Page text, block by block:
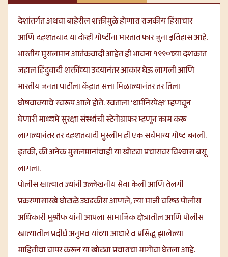
देशांतर्गत अथवा बाहेरील शक्तीमुळे होणारा राजकीय हिंसाचार
आणि दहशतवाद या दोन्ही गोष्टींना भारतात फार जुना इतिहास आहे.
भारतीय मुसलमान आतंकवादी आहेत ही भावना १९९०च्या दशकात
जहाल हिंदुवादी शक्तींच्या उदयानंतर आकार घेऊ लागली आणि
भारतीय जनता पार्टीला केंद्रात सत्ता मिळाल्यानंतर तर तिला
घोषवाक्याचे स्वरूप आले होते. स्वतःला ‘धर्मनिरपेक्ष’ म्हणवून
घेणारी माध्यमे सुरक्षा संस्थांची स्टेनोग्राफर म्हणून काम करू
लागल्यानंतर तर दहशतवादी मुस्लीम ही एक सर्वमान्य गोष्ट बनली.
इतकी, की अनेक मुसलमानांचाही या खोट्या प्रचारावर विश्वास बसू
लागला.
पोलीस खात्यात ज्यांनी उल्लेखनीय सेवा केली आणि तेलगी
प्रकरणासारखे घोटाळे उघडकीस आणले, त्या माजी वरिष्ठ पोलीस
अधिकारी मुश्रीफ यांनी आपला सामाजिक क्षेत्रातील आणि पोलीस
खात्यातील प्रदीर्घ अनुभव यांच्या आधारे व प्रसिद्ध झालेल्या
माहितीचा वापर करून या खोट्या प्रचाराचा मागोवा घेतला आहे.